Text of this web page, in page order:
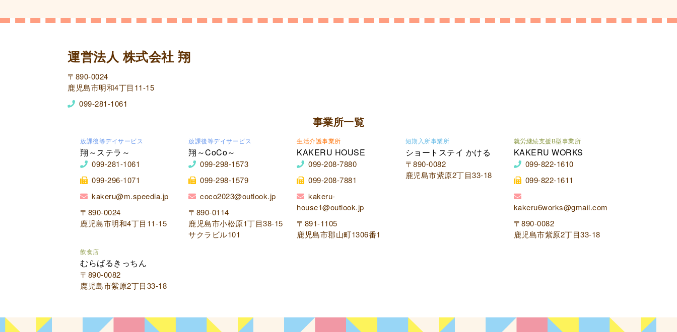
運営法人 株式会社 翔
〒890-0024
鹿児島市明和4丁目11-15
099-281-1061
事業所一覧
放課後等デイサービス
翔～ステラ～
099-281-1061
099-296-1071
kakeru@m.speedia.jp
〒890-0024
鹿児島市明和4丁目11-15
放課後等デイサービス
翔～CoCo～
099-298-1573
099-298-1579
coco2023@outlook.jp
〒890-0114
鹿児島市小松原1丁目38-15
サクラビル101
生活介護事業所
KAKERU HOUSE
099-208-7880
099-208-7881
kakeru-
house1@outlook.jp
〒891-1105
鹿児島市郡山町1306番1
短期入所事業所
ショートステイ かける
〒890-0082
鹿児島市紫原2丁目33-18
就労継続支援B型事業所
KAKERU WORKS
099-822-1610
099-822-1611
kakeru6works@gmail.com
〒890-0082
鹿児島市紫原2丁目33-18
飲食店
むらばるきっちん
〒890-0082
鹿児島市紫原2丁目33-18